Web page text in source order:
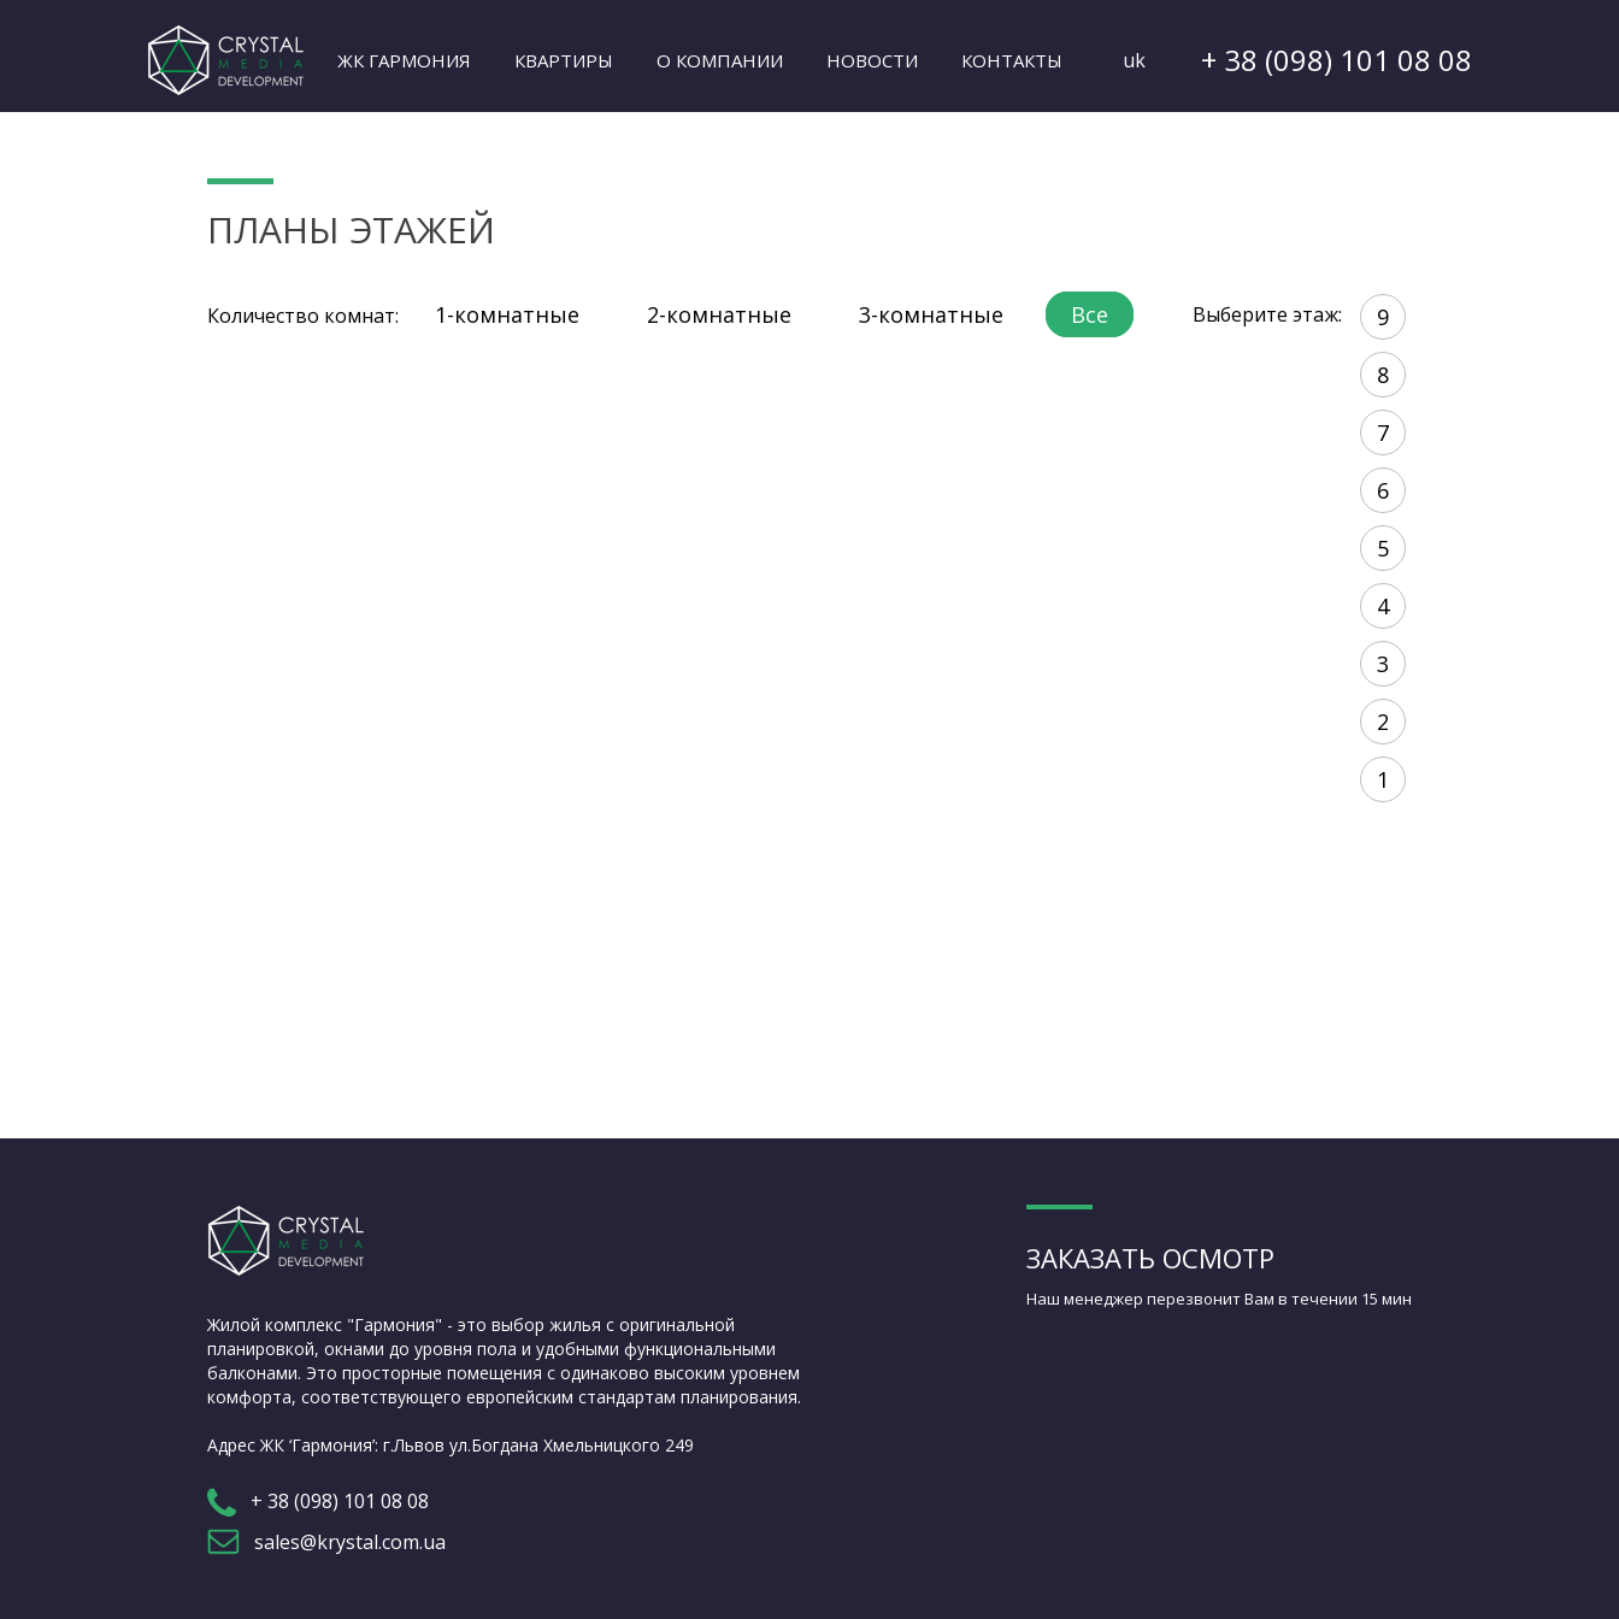
ЖК ГАРМОНИЯ КВАРТИРЫ О КОМПАНИИ НОВОСТИ КОНТАКТЫ uk + 38 (098) 101 08 08
ПЛАНЫ ЭТАЖЕЙ
9
8
7
6
5
4
3
2
1
Выберите этаж:
Количество комнат: 1-комнатные 2-комнатные 3-комнатные Все
Жилой комплекс "Гармония" - это выбор жилья с оригинальной
планировкой, окнами до уровня пола и удобными функциональными
балконами. Это просторные помещения с одинаково высоким уровнем
комфорта, соответствующего европейским стандартам планирования.
Адрес ЖК ‘Гармония’: г.Львов ул.Богдана Хмельницкого 249
+ 38 (098) 101 08 08
sales@krystal.com.ua
ЗАКАЗАТЬ ОСМОТР
Наш менеджер перезвонит Вам в течении 15 мин